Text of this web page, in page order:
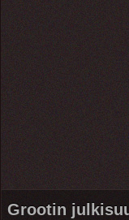
Grootin